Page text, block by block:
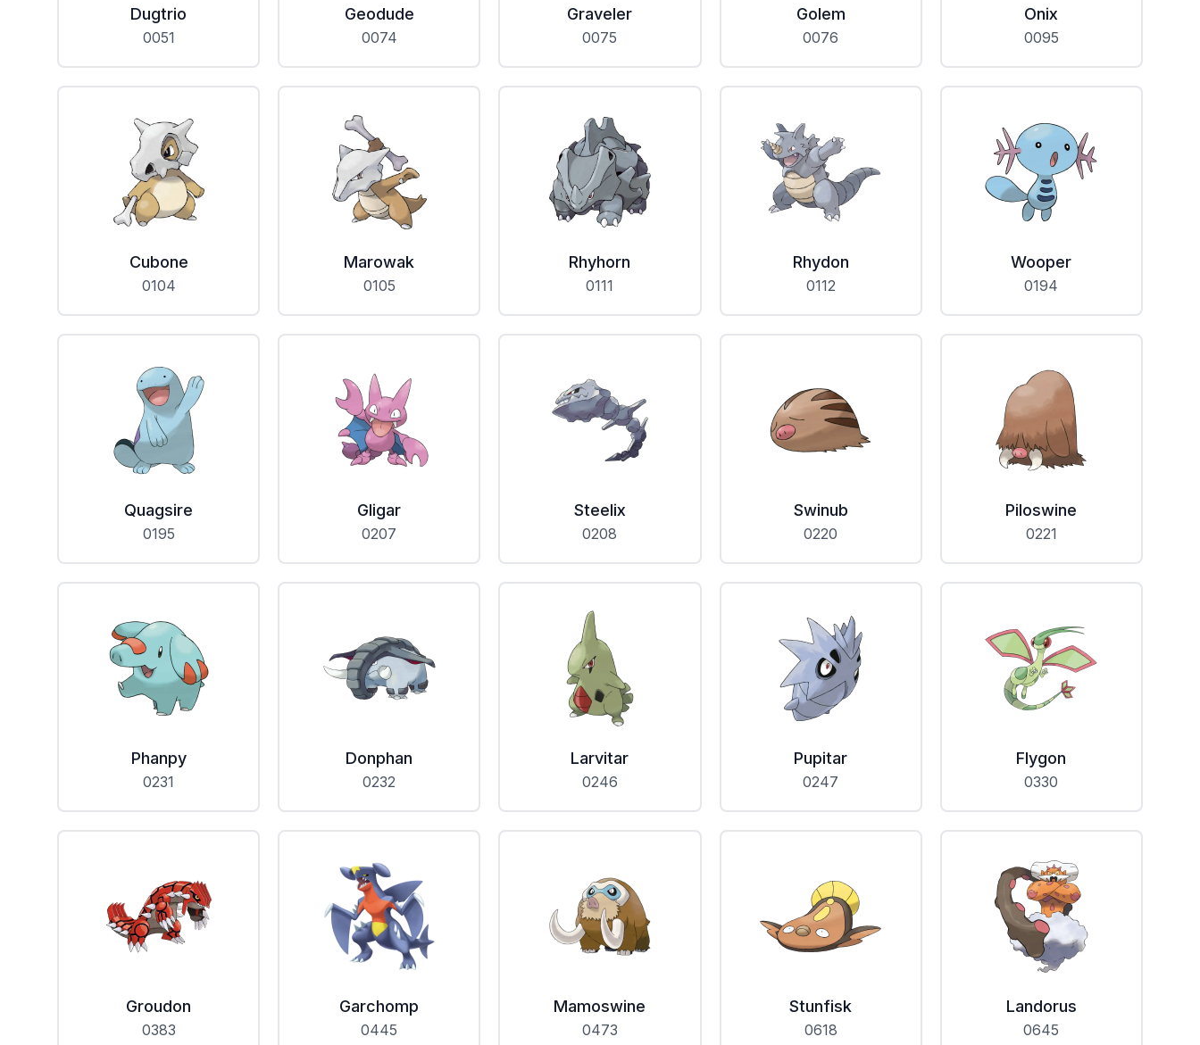
Dugtrio
0051
Geodude
0074
Graveler
0075
Golem
0076
Onix
0095
Cubone
0104
Marowak
0105
Rhyhorn
0111
Rhydon
0112
Wooper
0194
Quagsire
0195
Gligar
0207
Steelix
0208
Swinub
0220
Piloswine
0221
Phanpy
0231
Donphan
0232
Larvitar
0246
Pupitar
0247
Flygon
0330
Groudon
0383
Garchomp
0445
Mamoswine
0473
Stunfisk
0618
Landorus
0645